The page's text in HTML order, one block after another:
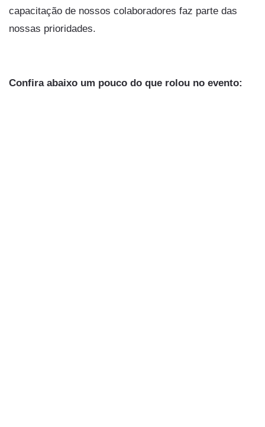
capacitação de nossos colaboradores faz parte das
nossas prioridades.
Confira abaixo um pouco do que rolou no evento: